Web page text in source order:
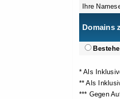
Ihre
Domains
* Als
** Als
*** Gegen